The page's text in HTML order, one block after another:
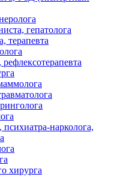
гепатолога
терапевта
психиатра-нарколога,
хирурга